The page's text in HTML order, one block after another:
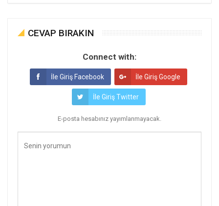
CEVAP BIRAKIN
Connect with:
İle Giriş Facebook İle Giriş Google
İle Giriş Twitter
E-posta hesabınız yayımlanmayacak.